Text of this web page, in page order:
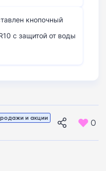
кнопочный
с защитой от воды
и акции 0